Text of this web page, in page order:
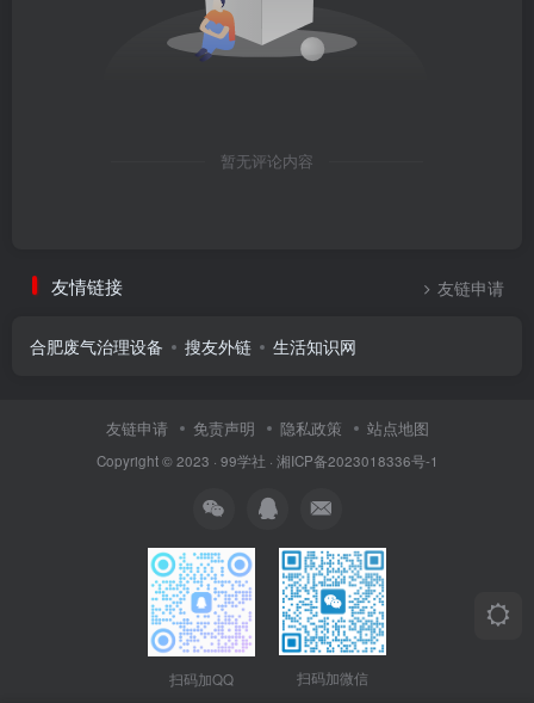
暂无评论内容
友情链接 友链申请
合肥废气治理设备 搜友外链 生活知识网
友链申请 免责声明 隐私政策 站点地图
Copyright © 2023 · 99学社 · 湘ICP备2023018336号-1
扫码加QQ 扫码加微信